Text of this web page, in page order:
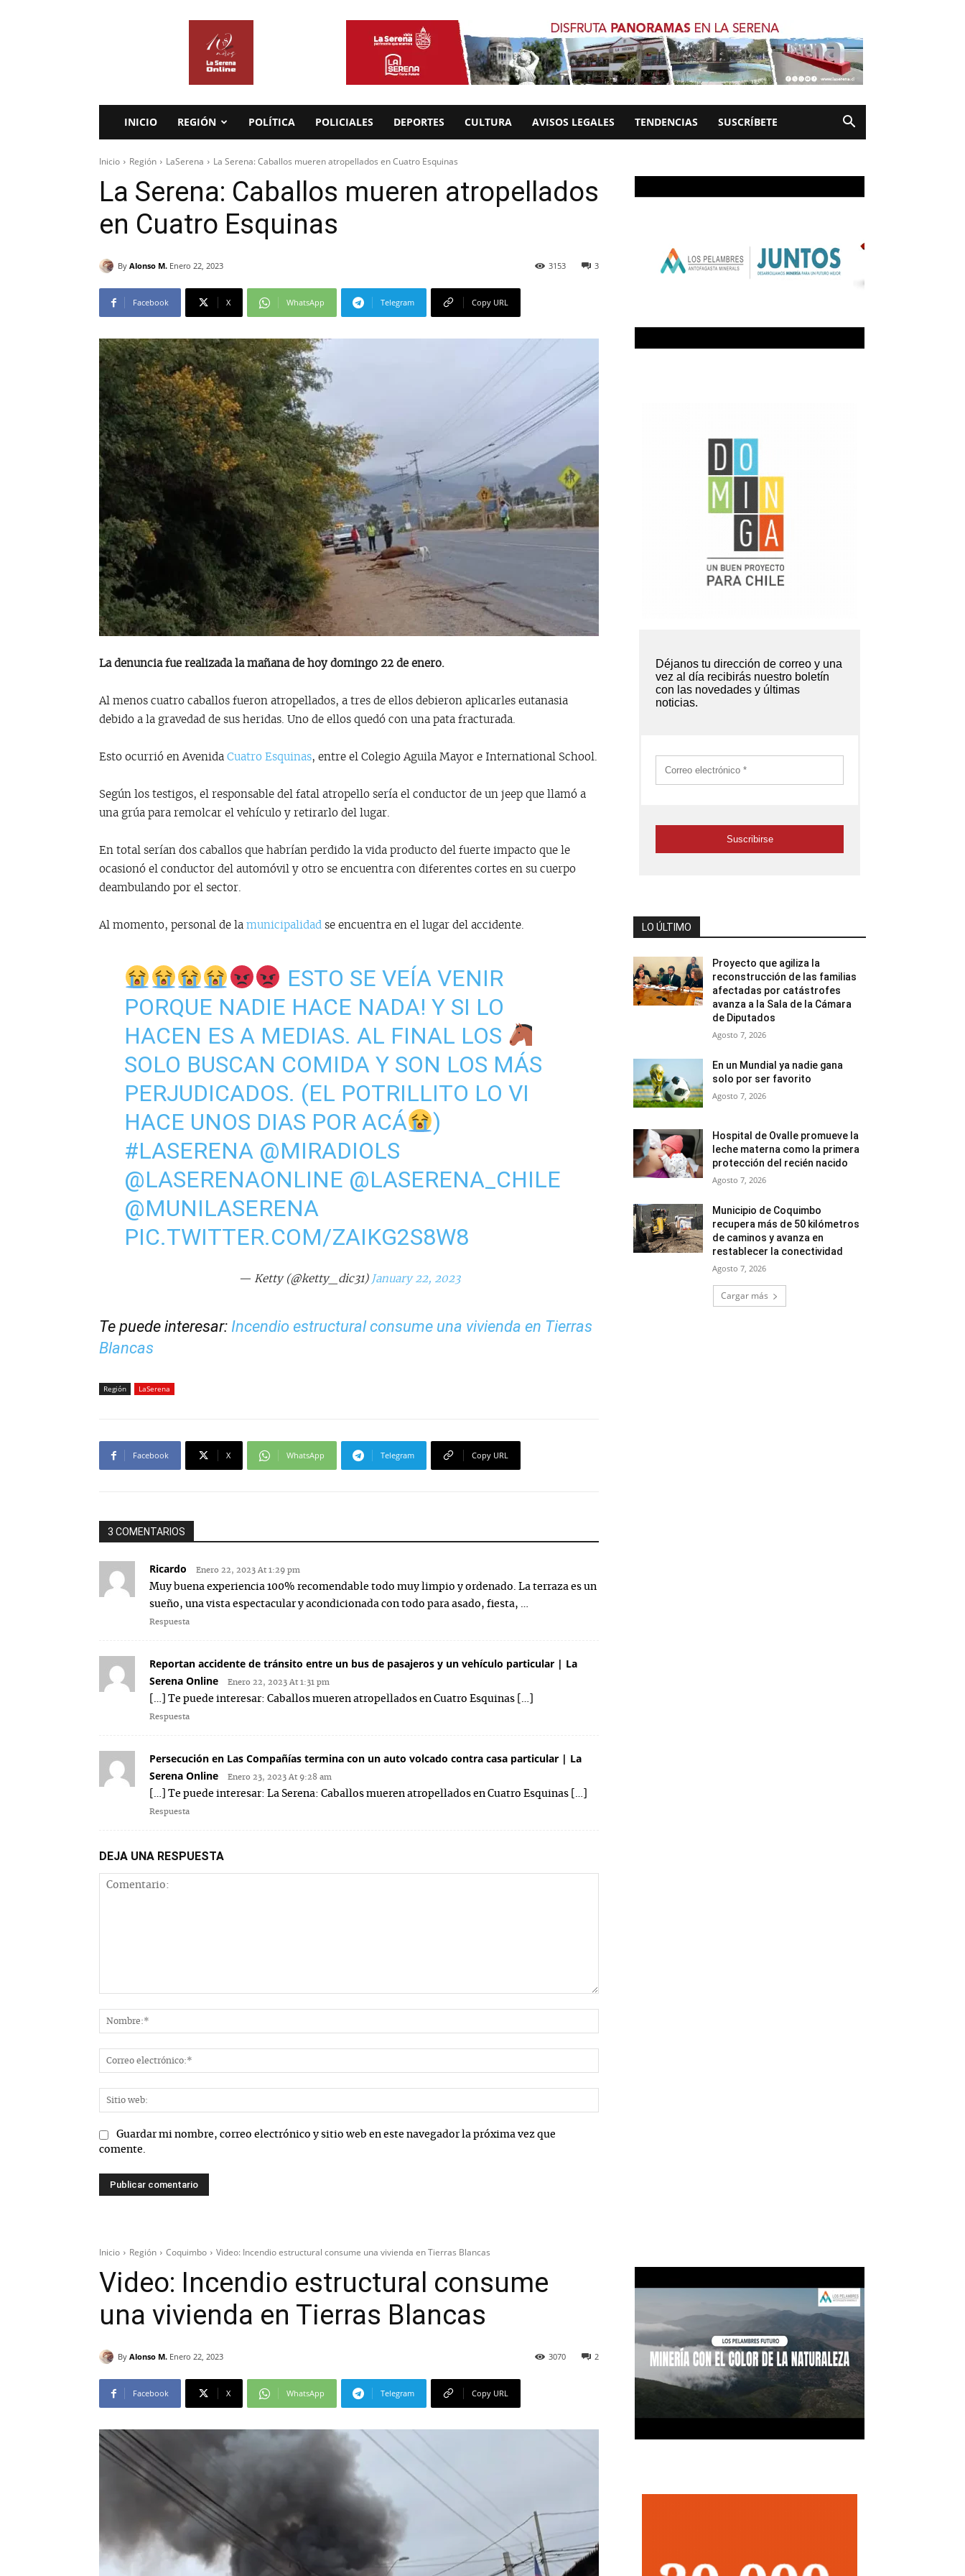
INICIO REGIÓN POLÍTICA POLICIALES DEPORTES CULTURA AVISOS LEGALES TENDENCIAS SUSCRÍBETE
Inicio Región LaSerena La Serena: Caballos mueren atropellados en Cuatro Esquinas
La Serena: Caballos mueren atropellados
en Cuatro Esquinas
By Alonso M. Enero 22, 2023 3
3153
Facebook X WhatsApp Telegram Copy URL
La denuncia fue realizada la mañana de hoy domingo 22 de enero.
Al menos cuatro caballos fueron atropellados, a tres de ellos debieron aplicarles eutanasia
debido a la gravedad de sus heridas. Uno de ellos quedó con una pata fracturada.
Esto ocurrió en Avenida Cuatro Esquinas, entre el Colegio Aguila Mayor e International School.
Según los testigos, el responsable del fatal atropello sería el conductor de un jeep que llamó a
una grúa para remolcar el vehículo y retirarlo del lugar.
En total serían dos caballos que habrían perdido la vida producto del fuerte impacto que le
ocasionó el conductor del automóvil y otro se encuentra con diferentes cortes en su cuerpo
deambulando por el sector.
Al momento, personal de la municipalidad se encuentra en el lugar del accidente.
ESTO SE VEÍA VENIR
PORQUE NADIE HACE NADA! Y SI LO
HACEN ES A MEDIAS. AL FINAL LOS
SOLO BUSCAN COMIDA Y SON LOS MÁS
PERJUDICADOS. (EL POTRILLITO LO VI
HACE UNOS DIAS POR ACÁ
)
#LASERENA @MIRADIOLS
@LASERENAONLINE @LASERENA_CHILE
@MUNILASERENA
PIC.TWITTER.COM/ZAIKG2S8W8
— Ketty (@ketty_dic31) January 22, 2023
Te puede interesar: Incendio estructural consume una vivienda en Tierras
Blancas
Región LaSerena
Facebook X WhatsApp Telegram Copy URL
3 COMENTARIOS
Ricardo Enero 22, 2023 At 1:29 pm
Muy buena experiencia 100% recomendable todo muy limpio y ordenado. La terraza es un
sueño, una vista espectacular y acondicionada con todo para asado, fiesta, …
Respuesta
Reportan accidente de tránsito entre un bus de pasajeros y un vehículo particular | La
Serena Online
Enero 22, 2023 At 1:31 pm
[…] Te puede interesar: Caballos mueren atropellados en Cuatro Esquinas […]
Respuesta
Persecución en Las Compañías termina con un auto volcado contra casa particular | La
Serena Online
Enero 23, 2023 At 9:28 am
[…] Te puede interesar: La Serena: Caballos mueren atropellados en Cuatro Esquinas […]
Respuesta
DEJA UNA RESPUESTA
Guardar mi nombre, correo electrónico y sitio web en este navegador la próxima vez que
comente.
LO ÚLTIMO
Proyecto que agiliza la
reconstrucción de las familias
afectadas por catástrofes
avanza a la Sala de la Cámara
de Diputados
Agosto 7, 2026
En un Mundial ya nadie gana
solo por ser favorito
Agosto 7, 2026
Hospital de Ovalle promueve la
leche materna como la primera
protección del recién nacido
Agosto 7, 2026
Municipio de Coquimbo
recupera más de 50 kilómetros
de caminos y avanza en
restablecer la conectividad
Agosto 7, 2026
Cargar más